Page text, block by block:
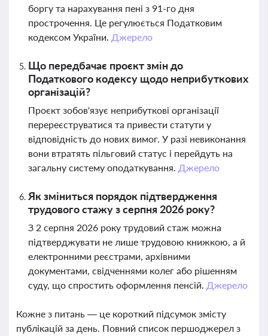
боргу та нарахування пені з 91-го дня
прострочення. Це регулюється Податковим
кодексом України. Джерело
Що передбачає проєкт змін до
Податкового кодексу щодо неприбуткових
організацій?
Проєкт зобов'язує неприбуткові організації
перереєструватися та привести статути у
відповідність до нових вимог. У разі невиконання
вони втратять пільговий статус і перейдуть на
загальну систему оподаткування. Джерело
Як зміниться порядок підтвердження
трудового стажу з серпня 2026 року?
З 2 серпня 2026 року трудовий стаж можна
підтверджувати не лише трудовою книжкою, а й
електронними реєстрами, архівними
документами, свідченнями колег або рішенням
суду, що спростить оформлення пенсій. Джерело
Кожне з питань — це короткий підсумок змісту
публікацій за день. Повний список першоджерел з